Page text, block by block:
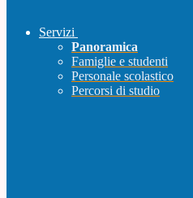
Servizi
Panoramica
Famiglie e studenti
Personale scolastico
Percorsi di studio